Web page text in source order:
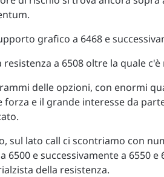
grafico a 6468 e
resistenza a 6508 oltre la quale
delle opzioni, con enormi
forza e il grande interesse da
sul lato call ci scontriamo con
6500 e successivamente a 6550
della resistenza.